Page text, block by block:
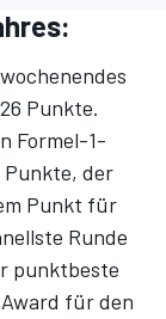
Punkte.
Formel-1-
der
Punkt für
Runde
punktbeste
für den